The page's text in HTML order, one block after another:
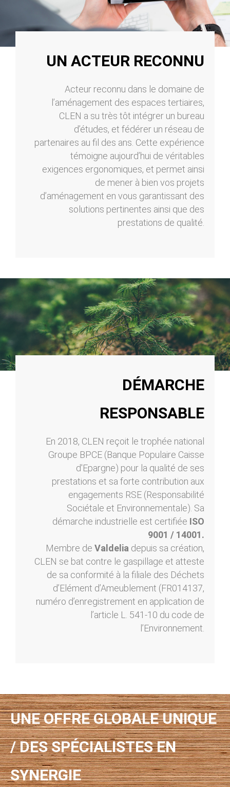
UN ACTEUR RECONNU
Acteur reconnu dans le domaine de
l’aménagement des espaces tertiaires,
CLEN a su très tôt intégrer un bureau
d’études, et fédérer un réseau de
partenaires au fil des ans. Cette expérience
témoigne aujourd’hui de véritables
exigences ergonomiques, et permet ainsi
de mener à bien vos projets
d’aménagement en vous garantissant des
solutions pertinentes ainsi que des
prestations de qualité.
DÉMARCHE
RESPONSABLE
En 2018, CLEN reçoit le trophée national
Groupe BPCE (Banque Populaire Caisse
d'Epargne) pour la qualité de ses
prestations et sa forte contribution aux
engagements RSE (Responsabilité
Sociétale et Environnementale). Sa
démarche industrielle est certifiée ISO
9001 / 14001.
Membre de Valdelia depuis sa création,
CLEN se bat contre le gaspillage et atteste
de sa conformité à la filiale des Déchets
d’Elément d’Ameublement (FR014137,
numéro d’enregistrement en application de
l’article L. 541-10 du code de
l’Environnement.
UNE OFFRE GLOBALE UNIQUE
/ DES SPÉCIALISTES EN
SYNERGIE